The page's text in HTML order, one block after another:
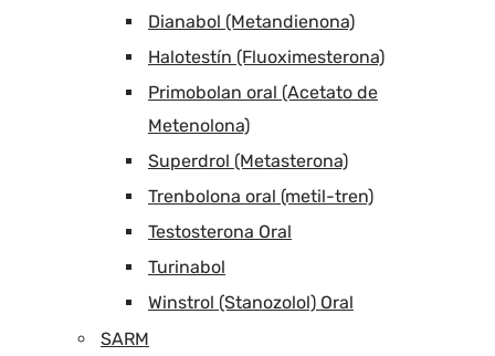
Dianabol (Metandienona)
Halotestín (Fluoximesterona)
Primobolan oral (Acetato de
Metenolona)
Superdrol (Metasterona)
Trenbolona oral (metil-tren)
Testosterona Oral
Turinabol
Winstrol (Stanozolol) Oral
SARM